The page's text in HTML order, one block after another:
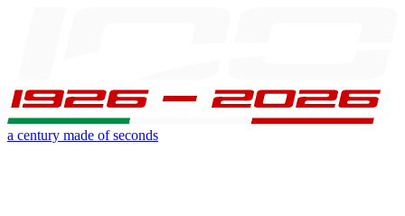
a century made of seconds